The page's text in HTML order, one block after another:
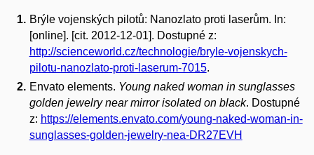
Brýle vojenských pilotů: Nanozlato proti laserům. In:
[online]. [cit. 2012-12-01]. Dostupné z:
http://scienceworld.cz/technologie/bryle-vojenskych-
pilotu-nanozlato-proti-laserum-7015.
Envato elements. Young naked woman in sunglasses
golden jewelry near mirror isolated on black. Dostupné
z: https://elements.envato.com/young-naked-woman-in-
sunglasses-golden-jewelry-nea-DR27EVH